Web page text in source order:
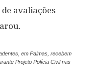
avaliações
em Palmas, recebem
Projeto Polícia Civil nas